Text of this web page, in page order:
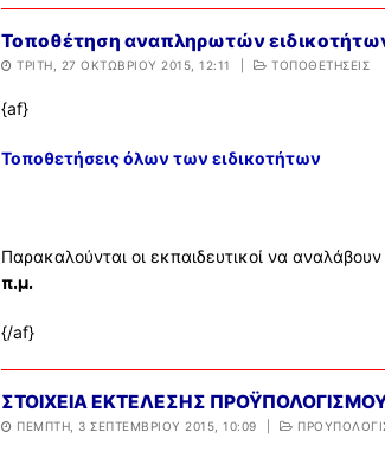
Τοποθέτηση αναπληρωτών
ΤΡΊΤΗ, 27 ΟΚΤΩΒΡΊΟΥ 2015, 12:11 ΤΟΠΟΘΕΤΗΣΕΙΣ
{af}
Τοποθετήσεις όλων των ειδικοτήτων
Παρακαλούνται οι εκπαιδευτικοί να
π.μ.
{/af}
ΣΤΟΙΧΕΙΑ ΕΚΤΕΛΕΣΗΣ
ΠΈΜΠΤΗ, 3 ΣΕΠΤΕΜΒΡΊΟΥ 2015, 10:09